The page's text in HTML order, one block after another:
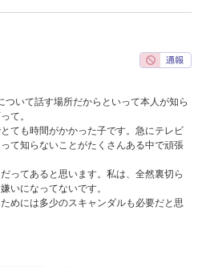
ついて話す場所だからといって本人が知ら
て。
ても時間がかかった子です。急にテレビ
て知らないことがたくさんある中で頑張
ってあると思います。私は、全然裏切ら
いになってないです。
めには多少のスキャンダルも必要だと思